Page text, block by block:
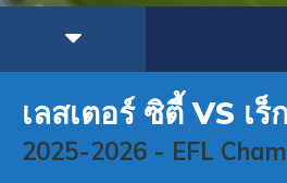
เลสเตอร์ ซิตี้ VS เ
2025-2026 - EFL